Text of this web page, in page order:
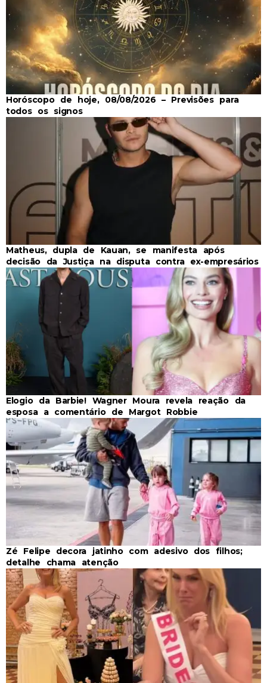
Horóscopo de hoje, 08/08/2026 – Previsões para
todos os signos
Matheus, dupla de Kauan, se manifesta após
decisão da Justiça na disputa contra ex-empresários
Elogio da Barbie! Wagner Moura revela reação da
esposa a comentário de Margot Robbie
Zé Felipe decora jatinho com adesivo dos filhos;
detalhe chama atenção